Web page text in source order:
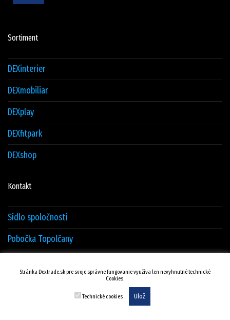
Sortiment
DEXinterier
DEXmobiliar
DEXplay
DEXfitpark
DEXshop
Kontakt
Sídlo spoločnosti
Pobočka Topolčany
Stránka Dextrade.sk pre svoje správne fungovanie využíva len nevyhnutné technické
Cookies.
Technické cookies Ulož